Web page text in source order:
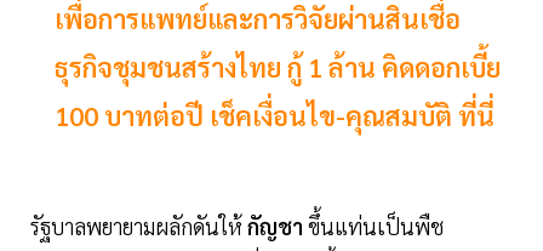
เพื่อการแพทย์และการวิจัยผ่านสินเชื่อ
ธุรกิจชุมชนสร้างไทย กู้ 1 ล้าน คิดดอกเบี้ย
100 บาทต่อปี เช็คเงื่อนไข-คุณสมบัติ ที่นี่
รัฐบาลพยายามผลักดันให้กัญชา ขึ้นแท่นเป็นพืช